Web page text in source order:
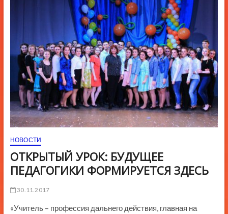
к
и
НОВОСТИ
ОТКРЫТЫЙ УРОК: БУДУЩЕЕ
ПЕДАГОГИКИ ФОРМИРУЕТСЯ ЗДЕСЬ
30.11.2017
«Учитель – профессия дальнего действия, главная на